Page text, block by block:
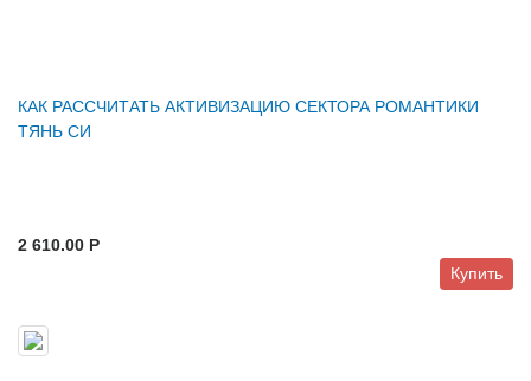
КАК РАССЧИТАТЬ АКТИВИЗАЦИЮ СЕКТОРА РОМАНТИКИ
ТЯНЬ СИ
2 610.00 P
Купить